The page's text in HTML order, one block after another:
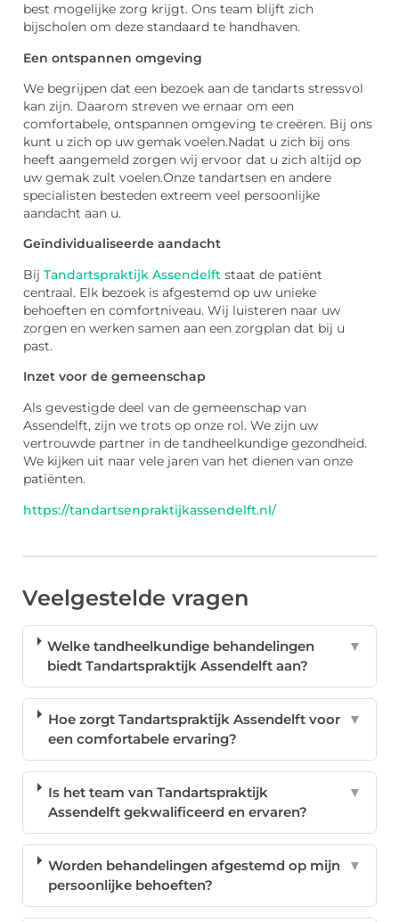
best mogelijke zorg krijgt. Ons team blijft zich
bijscholen om deze standaard te handhaven.
Een ontspannen omgeving
We begrijpen dat een bezoek aan de tandarts stressvol
kan zijn. Daarom streven we ernaar om een
comfortabele, ontspannen omgeving te creëren. Bij ons
kunt u zich op uw gemak voelen.Nadat u zich bij ons
heeft aangemeld zorgen wij ervoor dat u zich altijd op
uw gemak zult voelen.Onze tandartsen en andere
specialisten besteden extreem veel persoonlijke
aandacht aan u.
Geïndividualiseerde aandacht
Bij Tandartspraktijk Assendelft staat de patiënt
centraal. Elk bezoek is afgestemd op uw unieke
behoeften en comfortniveau. Wij luisteren naar uw
zorgen en werken samen aan een zorgplan dat bij u
past.
Inzet voor de gemeenschap
Als gevestigde deel van de gemeenschap van
Assendelft, zijn we trots op onze rol. We zijn uw
vertrouwde partner in de tandheelkundige gezondheid.
We kijken uit naar vele jaren van het dienen van onze
patiënten.
https://tandartsenpraktijkassendelft.nl/
Veelgestelde vragen
Welke tandheelkundige behandelingen
biedt Tandartspraktijk Assendelft aan?
▼
Hoe zorgt Tandartspraktijk Assendelft voor
een comfortabele ervaring?
▼
Is het team van Tandartspraktijk
Assendelft gekwalificeerd en ervaren?
▼
Worden behandelingen afgestemd op mijn
persoonlijke behoeften?
▼